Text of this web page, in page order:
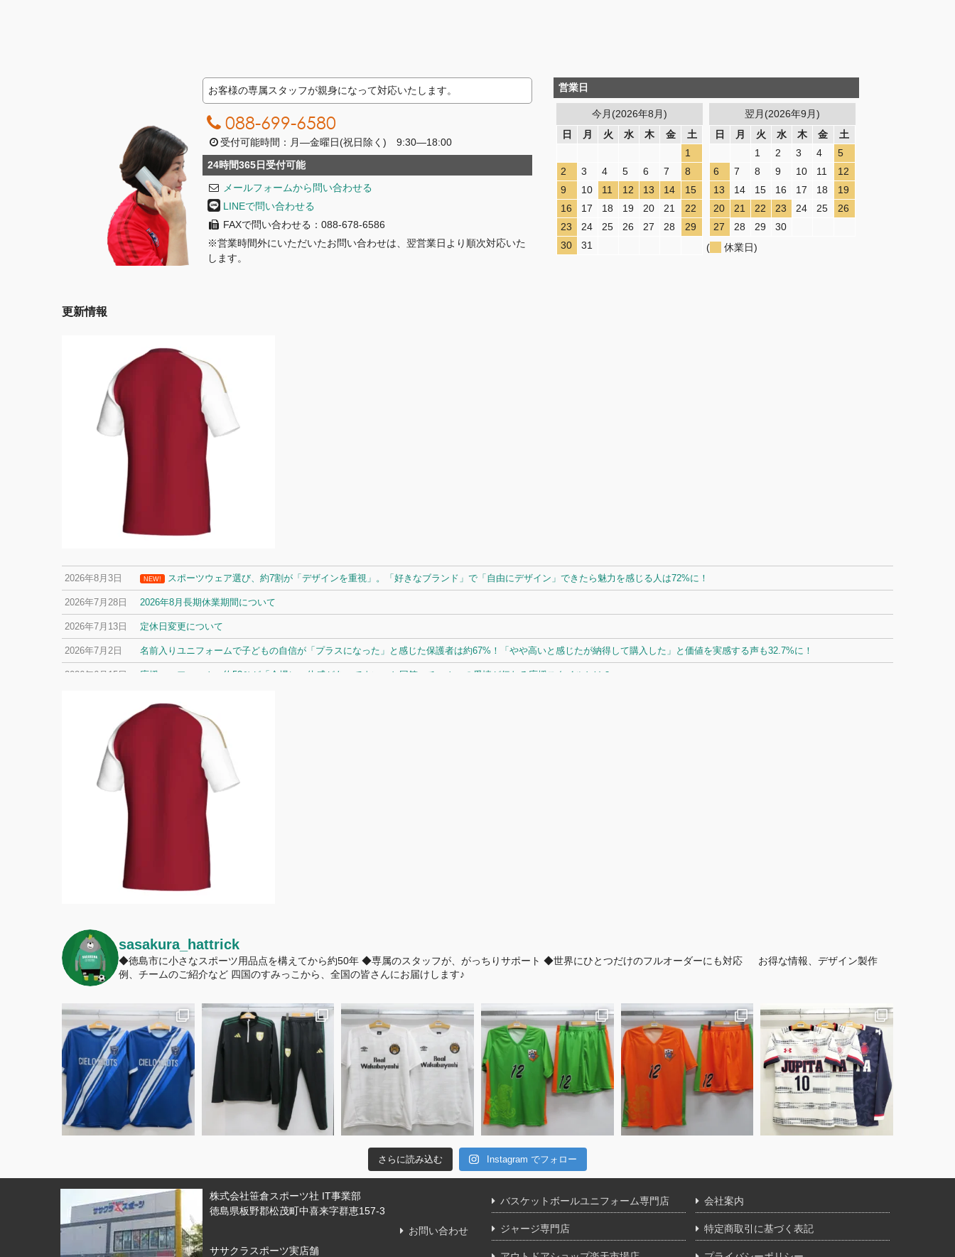
お客様の専属スタッフが親身になって対応いたします。
088-699-6580
受付可能時間：月―金曜日(祝日除く) 9:30―18:00
24時間365日受付可能
メールフォームから問い合わせる
LINEで問い合わせる
FAXで問い合わせる：088-678-6586
※営業時間外にいただいたお問い合わせは、翌営業日より順次対応いた
します。
営業日
今月(2026年8月)
日
月 火 水 木 金
土
1
2
3 4 5 6 7
8
9
10 11 12 13 14
15
16
17 18 19 20 21
22
23
24 25 26 27 28
29
30
31
翌月(2026年9月)
日
月 火 水 木 金
土
1
2 3 4
5
6
7 8 9 10 11
12
13
14 15 16 17 18
19
20
21 22 23 24 25
26
27
28 29
30
(
休業日)
更新情報
2026年8月3日 NEW! スポーツウェア選び、約7割が「デザインを重視」。「好きなブランド」で「自由にデザイン」できたら魅力を感じる人は72%に！
2026年7月28日 2026年8月長期休業期間について
2026年7月13日 定休日変更について
2026年7月2日 名前入りユニフォームで子どもの自信が「プラスになった」と感じた保護者は約67%！「やや高いと感じたが納得して購入した」と価値を実感する声も32.7%に！
2026年6月15日 応援ユニフォーム、約53％が「会場に一体感があってよい」と回答。チームへの愛情が伝わる応援スタイルとは？
sasakura_hattrick
◆徳島市に小さなスポーツ用品点を構えてから約50年 ◆専属のスタッフが、がっちりサポート ◆世界にひとつだけのフルオーダーにも対応
お得な情報、デザイン製作
例、チームのご紹介など 四国のすみっこから、全国の皆さんにお届けします♪
さらに読み込む Instagram でフォロー
株式会社笹倉スポーツ社 IT事業部
徳島県板野郡松茂町中喜来字群恵157-3
お問い合わせ
ササクラスポーツ実店舗
バスケットボールユニフォーム専門店
ジャージ専門店
会社案内
特定商取引に基づく表記